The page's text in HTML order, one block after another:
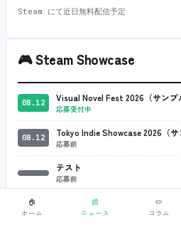
Steam にて近日無料配信予定
🎮Steam Showcase
08.12 Visual Novel Fest 2026（サンプ
応募受付中
08.12 Tokyo Indie Showcase 2026（サ
応募前
テスト
応募前
🏠
ホーム
📰
ニュース
✏️
コラム